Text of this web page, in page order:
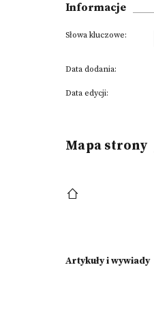
Informacje
Słowa kluczowe:
Data dodania:
Data edycji:
Mapa strony
Artykuły i wywiady